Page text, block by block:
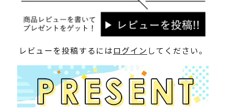
レビューを投稿するにはログイン してください。